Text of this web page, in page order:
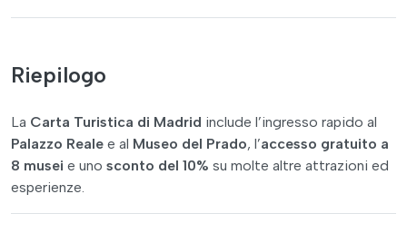
Riepilogo
La Carta Turistica di Madrid include l’ingresso rapido al
Palazzo Reale e al Museo del Prado, l’accesso gratuito a
8 musei e uno sconto del 10% su molte altre attrazioni ed
esperienze.